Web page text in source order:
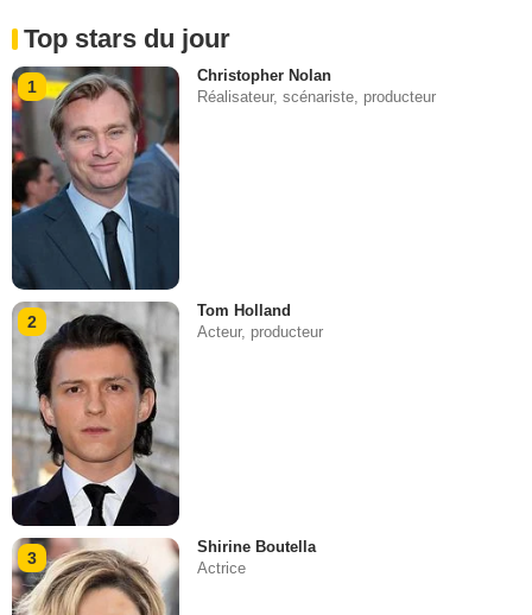
Top stars du jour
1
Christopher Nolan
Réalisateur, scénariste, producteur
2
Tom Holland
Acteur, producteur
3
Shirine Boutella
Actrice